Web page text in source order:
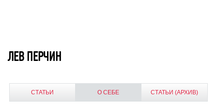
ЛЕВ ПЕРЧИН
СТАТЬИ О СЕБЕ СТАТЬИ (АРХИВ)